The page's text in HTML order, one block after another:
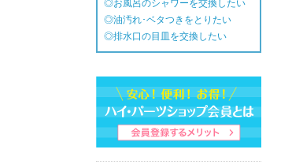
◎お風呂のシャワーを交換したい
◎油汚れ･ベタつきをとりたい
◎排水口の目皿を交換したい